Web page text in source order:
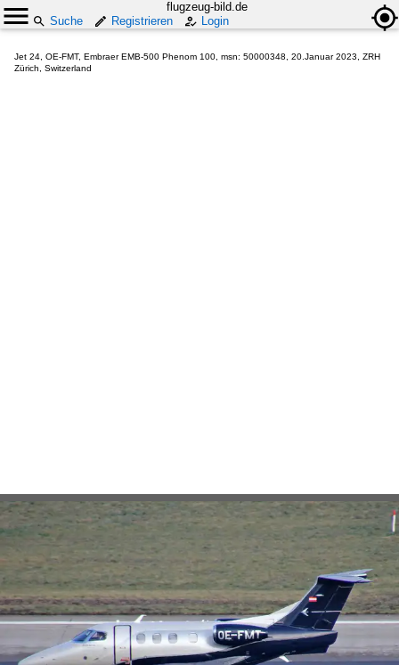
flugzeug-bild.de
Suche
Registrieren Login
Jet 24, OE-FMT, Embraer EMB-500 Phenom 100, msn: 50000348, 20.Januar 2023, ZRH
Zürich, Switzerland